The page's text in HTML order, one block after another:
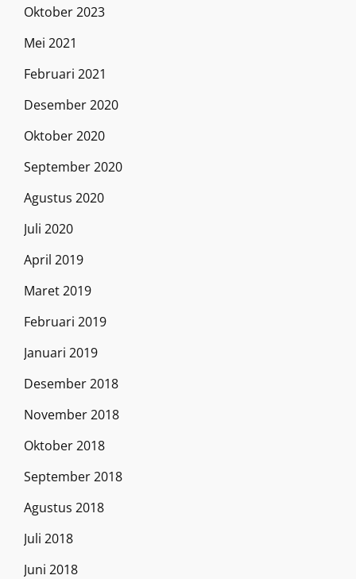
Oktober 2023
Mei 2021
Februari 2021
Desember 2020
Oktober 2020
September 2020
Agustus 2020
Juli 2020
April 2019
Maret 2019
Februari 2019
Januari 2019
Desember 2018
November 2018
Oktober 2018
September 2018
Agustus 2018
Juli 2018
Juni 2018